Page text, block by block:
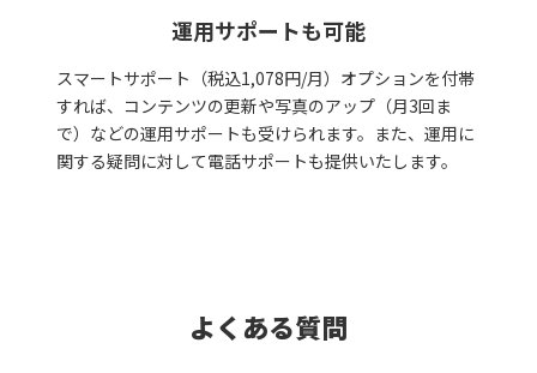
運用サポートも可能
スマートサポート（税込1,078円/月）オプションを付帯
すれば、コンテンツの更新や写真のアップ（月3回ま
で）などの運用サポートも受けられます。また、運用に
関する疑問に対して電話サポートも提供いたします。
よくある質問